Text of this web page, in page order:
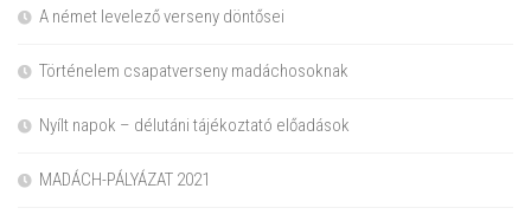
A német levelező verseny döntősei
Történelem csapatverseny madáchosoknak
Nyílt napok – délutáni tájékoztató előadások
MADÁCH-PÁLYÁZAT 2021